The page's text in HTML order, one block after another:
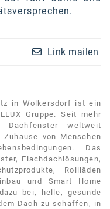
Link mailen
in Wolkersdorf ist ein
Gruppe. Seit mehr
weltweit
von Menschen
Das
Flachdachlösungen,
Rollläden
und Smart Home
bei, helle, gesunde
Dach zu schaffen, in